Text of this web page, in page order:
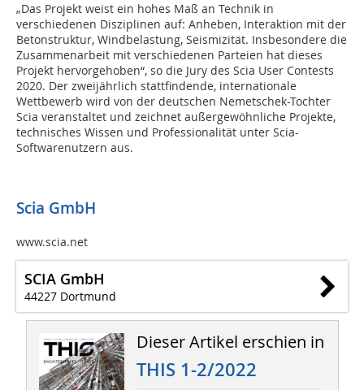
„Das Projekt weist ein hohes Maß an Technik in
verschiedenen Disziplinen auf: Anheben, Interaktion mit der
Betonstruktur, Windbelastung, Seismizität. Insbesondere die
Zusammenarbeit mit verschiedenen Parteien hat dieses
Projekt hervorgehoben“, so die Jury des Scia User Contests
2020. Der zweijährlich stattfindende, internationale
Wettbewerb wird von der deutschen Nemetschek-Tochter
Scia veranstaltet und zeichnet außergewöhnliche Projekte,
technisches Wissen und Professionalität unter Scia-
Softwarenutzern aus.
Scia GmbH
www.scia.net
SCIA GmbH
44227 Dortmund
Dieser Artikel erschien in
THIS 1-2/2022